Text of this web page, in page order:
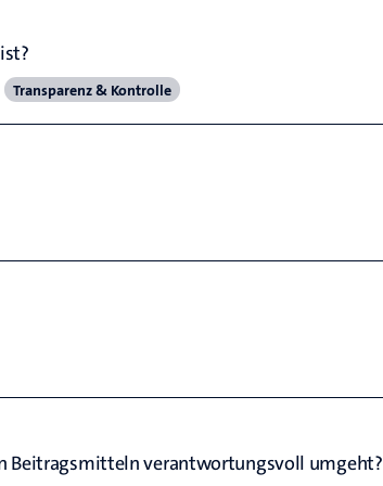
Transparenz & Kontrolle
Beitragsmitteln verantwortungsvoll umgeht?